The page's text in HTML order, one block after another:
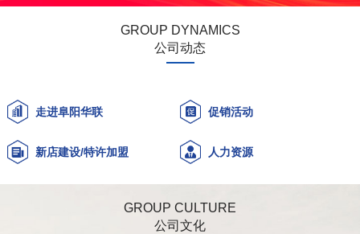
GROUP DYNAMICS
公司动态
走进阜阳华联 促销活动
新店建设/特许加盟 人力资源
GROUP CULTURE
公司文化